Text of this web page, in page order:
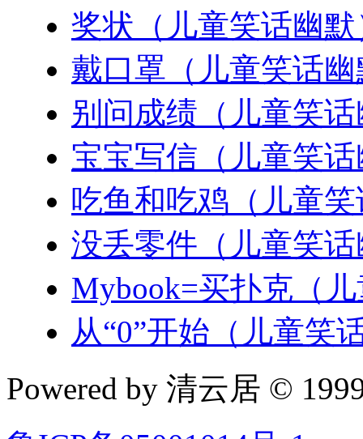
奖状（儿童笑话幽默
戴口罩（儿童笑话
别问成绩（儿童笑
宝宝写信（儿童笑
吃鱼和吃鸡（儿童
没丢零件（儿童笑
Mybook=买扑克（
从“0”开始（儿童笑
Powered by 清云居 ©